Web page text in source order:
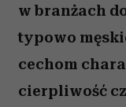
w branżach
typowo
cechom
cierpliwość